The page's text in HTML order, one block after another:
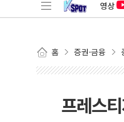
영상
홈 증권·금융
프레스